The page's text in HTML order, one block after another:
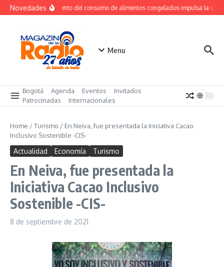
Saltar al contenido
NovedadesCrecimiento del consumo de alimentos congelados impulsa la
Menu
Bogotá Agenda Eventos
Invitados
Patrocinadas
Internacionales
Home /Turismo / En Neiva, fue presentada la Iniciativa Cacao
Inclusivo Sostenible -CIS-
Actualidad Economía Turismo
En Neiva, fue presentada la
Iniciativa Cacao Inclusivo
Sostenible -CIS-
8 de septiembre de 2021